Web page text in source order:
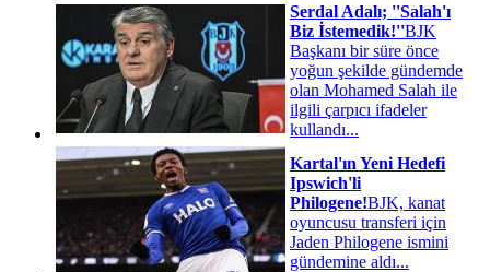
Serdal Adalı; ''Salah'ı
Biz İstemedik!''BJK
Başkanı bir süre önce
yoğun şekilde gündemde
olan Mohamed Salah ile
ilgili çarpıcı ifadeler
kullandı...
Kartal'ın Yeni Hedefi
Ipswich'li
Philogene!BJK, kanat
oyuncusu transferi için
Jaden Philogene ismini
gündemine aldı...